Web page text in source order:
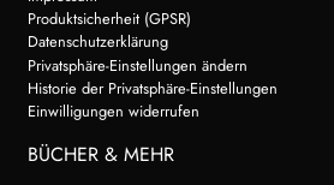
Produktsicherheit (GPSR)
Datenschutzerklärung
Privatsphäre-Einstellungen ändern
Historie der Privatsphäre-Einstellungen
Einwilligungen widerrufen
BÜCHER & MEHR